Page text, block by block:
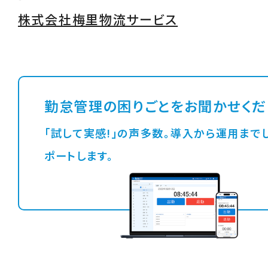
株式会社梅里物流サービス
勤怠管理の困りごとをお聞かせくだ
「試して実感!」の声多数。導入から運用までしっかりサ
ポートします。